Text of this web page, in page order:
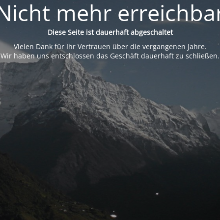
mehr
Diese Seite ist dauerhaft abgeschaltet
Vielen Dank für Ihr Vertrauen über die vergangenen Jahre.
Wir haben uns entschlossen das Geschäft dauerhaft zu schließen.